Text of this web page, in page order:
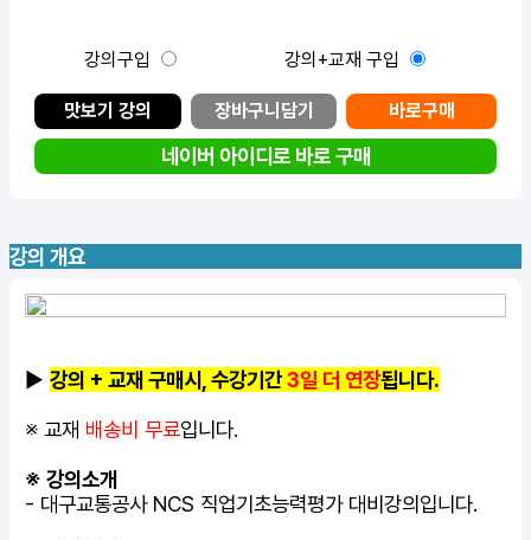
강의구입 강의+교재 구입
맛보기 강의 장바구니담기 바로구매
네이버 아이디로 바로 구매
강의 개요
▶ 강의 + 교재 구매시, 수강기간3일 더 연장됩니다.
※ 교재 배송비 무료입니다.
※ 강의소개
- 대구교통공사 NCS 직업기초능력평가 대비강의입니다.